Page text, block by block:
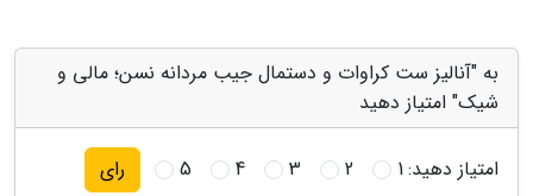
به "آنالیز ست کراوات و دستمال جیب مردانه نسن؛ مالی و
شیک" امتیاز دهید
امتیاز دهید:1
2
3
4
5 رای